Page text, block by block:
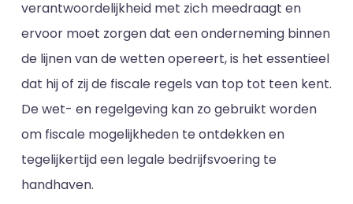
verantwoordelijkheid met zich meedraagt en
ervoor moet zorgen dat een onderneming binnen
de lijnen van de wetten opereert, is het essentieel
dat hij of zij de fiscale regels van top tot teen kent.
De wet- en regelgeving kan zo gebruikt worden
om fiscale mogelijkheden te ontdekken en
tegelijkertijd een legale bedrijfsvoering te
handhaven.